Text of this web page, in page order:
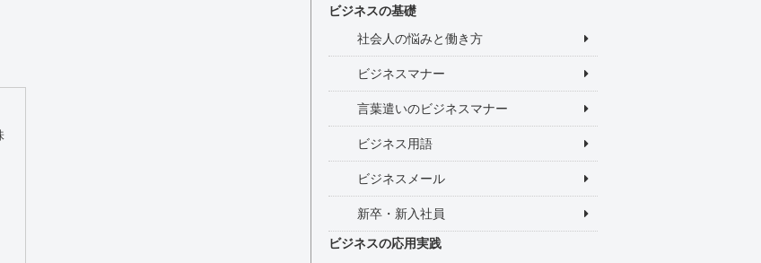
ビジネスの基礎
社会人の悩みと働き方
ビジネスマナー
言葉遣いのビジネスマナー
ビジネス用語
ビジネスメール
新卒・新入社員
ビジネスの応用実践